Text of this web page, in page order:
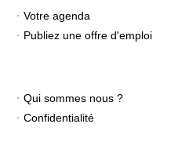
Votre agenda
Publiez une offre d'emploi
Qui sommes nous ?
Confidentialité